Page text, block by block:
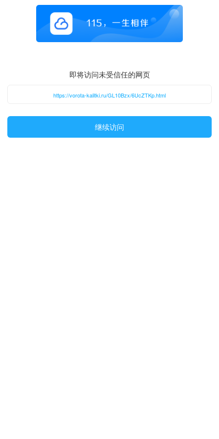
即将访问未受信任的网页
https://vorota-kalitki.ru/GL10Bzx/6UcZTKp.html
继续访问